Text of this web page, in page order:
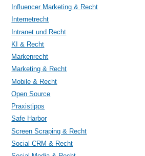
Influencer Marketing & Recht
Internetrecht
Intranet und Recht
KI & Recht
Markenrecht
Marketing & Recht
Mobile & Recht
Open Source
Praxistipps
Safe Harbor
Screen Scraping & Recht
Social CRM & Recht